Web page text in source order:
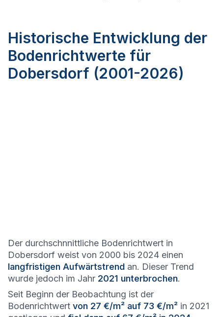
Historische Entwicklung der
Bodenrichtwerte für
Dobersdorf (2001-2026)
Der durchschnnittliche Bodenrichtwert in
Dobersdorf weist von 2000 bis 2024 einen
langfristigen Aufwärtstrend an. Dieser Trend
wurde jedoch im Jahr 2021 unterbrochen.
Seit Beginn der Beobachtung ist der
Bodenrichtwert von 27 €/m² auf 73 €/m² in 2021